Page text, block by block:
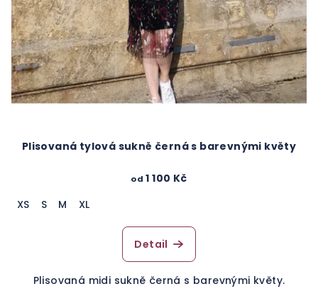
Plisovaná tylová sukně černá s barevnými květy
od 1 100 Kč
XS
S M XL
Detail
Plisovaná midi sukně černá s barevnými květy.